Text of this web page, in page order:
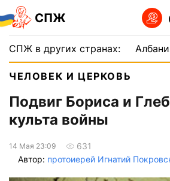
СПЖ
СПЖ в других странах:
ЧЕЛОВЕК И ЦЕРКОВЬ
Подвиг Бориса и
культа войны
14 Мая 23:09
631
Автор: протоиерей Игнатий